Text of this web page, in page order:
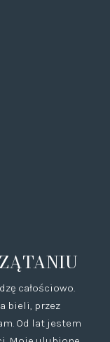
całościowo.
bieli, przez
Od lat jestem